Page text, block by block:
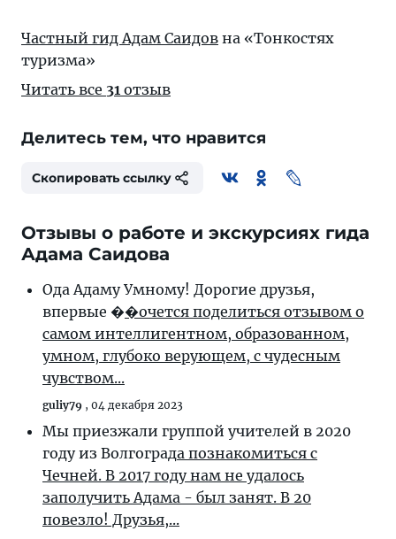
Частный гид Адам Саидов на «Тонкостях
туризма»
Читать все 31 отзыв
Делитесь тем, что нравится
Скопировать ссылку
Отзывы о работе и экскурсиях гида
Адама Саидова
Ода Адаму Умному! Дорогие друзья,
впервые ��очется поделиться отзывом о
самом интеллигентном, образованном,
умном, глубоко верующем, с чудесным
чувством...
guliy79 , 04 декабря 2023
Мы приезжали группой учителей в 2020
году из Волгограда познакомиться с
Чечней. В 2017 году нам не удалось
заполучить Адама - был занят. В 20
повезло! Друзья,...